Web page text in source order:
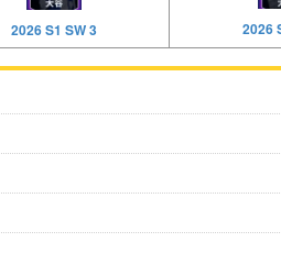
2026 S1 SW 3 2026